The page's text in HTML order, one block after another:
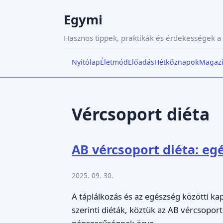
Egymi
Hasznos tippek, praktikák és érdekességek
NyitólapÉletmódElőadásHétköznapok
Vércsoport diéta
AB vércsoport diéta:
2025. 09. 30.
A táplálkozás és az egészség közötti
szerinti diéták, köztük az AB